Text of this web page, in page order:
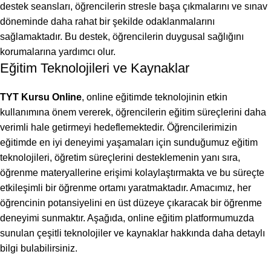
destek seansları, öğrencilerin stresle başa çıkmalarını ve sınav
döneminde daha rahat bir şekilde odaklanmalarını
sağlamaktadır. Bu destek, öğrencilerin duygusal sağlığını
korumalarına yardımcı olur.
Eğitim Teknolojileri ve Kaynaklar
TYT Kursu Online, online eğitimde teknolojinin etkin
kullanımına önem vererek, öğrencilerin eğitim süreçlerini daha
verimli hale getirmeyi hedeflemektedir. Öğrencilerimizin
eğitimde en iyi deneyimi yaşamaları için sunduğumuz eğitim
teknolojileri, öğretim süreçlerini desteklemenin yanı sıra,
öğrenme materyallerine erişimi kolaylaştırmakta ve bu süreçte
etkileşimli bir öğrenme ortamı yaratmaktadır. Amacımız, her
öğrencinin potansiyelini en üst düzeye çıkaracak bir öğrenme
deneyimi sunmaktır. Aşağıda, online eğitim platformumuzda
sunulan çeşitli teknolojiler ve kaynaklar hakkında daha detaylı
bilgi bulabilirsiniz.